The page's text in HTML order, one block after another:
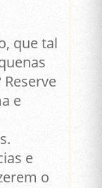
que tal
e
e
o